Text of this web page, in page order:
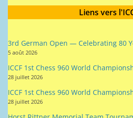
5 août 2026
ICCF 1st Chess 960 World
ICCF 1st Chess 960 World
28 juillet 2026
Horst Rittner Memorial Team
27 juillet 2026
European & RoW Individual Server
Semifinals
26 juillet 2026